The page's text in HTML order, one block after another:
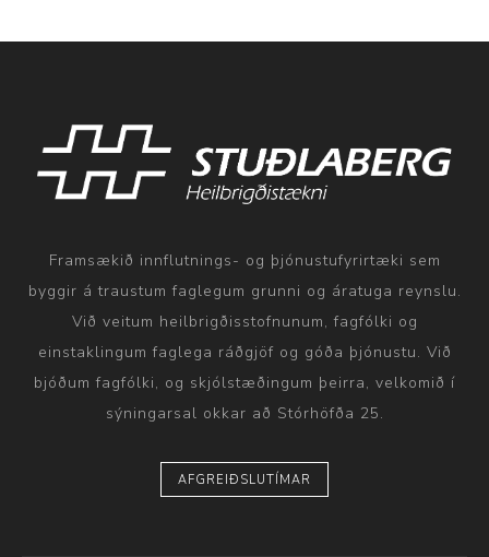
Framsækið innflutnings- og þjónustufyrirtæki sem
byggir á traustum faglegum grunni og áratuga reynslu.
Við veitum heilbrigðisstofnunum, fagfólki og
einstaklingum faglega ráðgjöf og góða þjónustu. Við
bjóðum fagfólki, og skjólstæðingum þeirra, velkomið í
sýningarsal okkar að Stórhöfða 25.
AFGREIÐSLUTÍMAR